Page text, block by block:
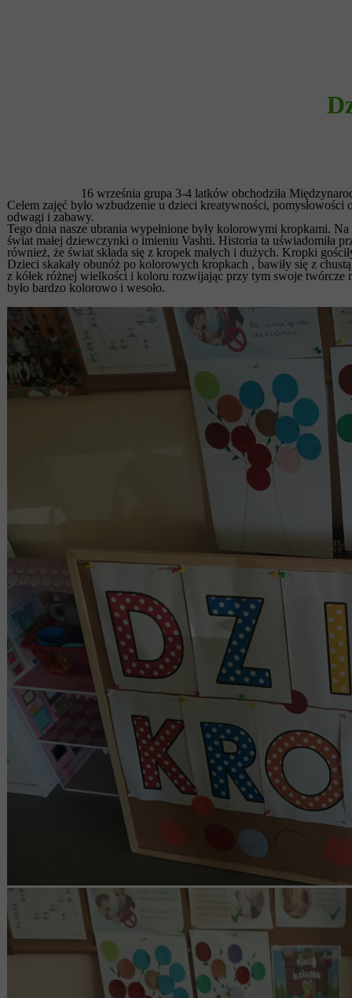
16 września grupa 3-4 latków obchodziła
Celem zajęć było wzbudzenie u dzieci kreatywności,
odwagi i zabawy.
Tego dnia nasze ubrania wypełnione były kolorowymi kropkami.
świat małej dziewczynki o imieniu Vashti. Historia ta uświadomiła
również, że świat składa się z kropek małych i dużych. Kropki
Dzieci skakały obunóż po kolorowych kropkach , bawiły się z
z kółek różnej wielkości i koloru rozwijając przy tym swoje twórcze
było bardzo kolorowo i wesoło.